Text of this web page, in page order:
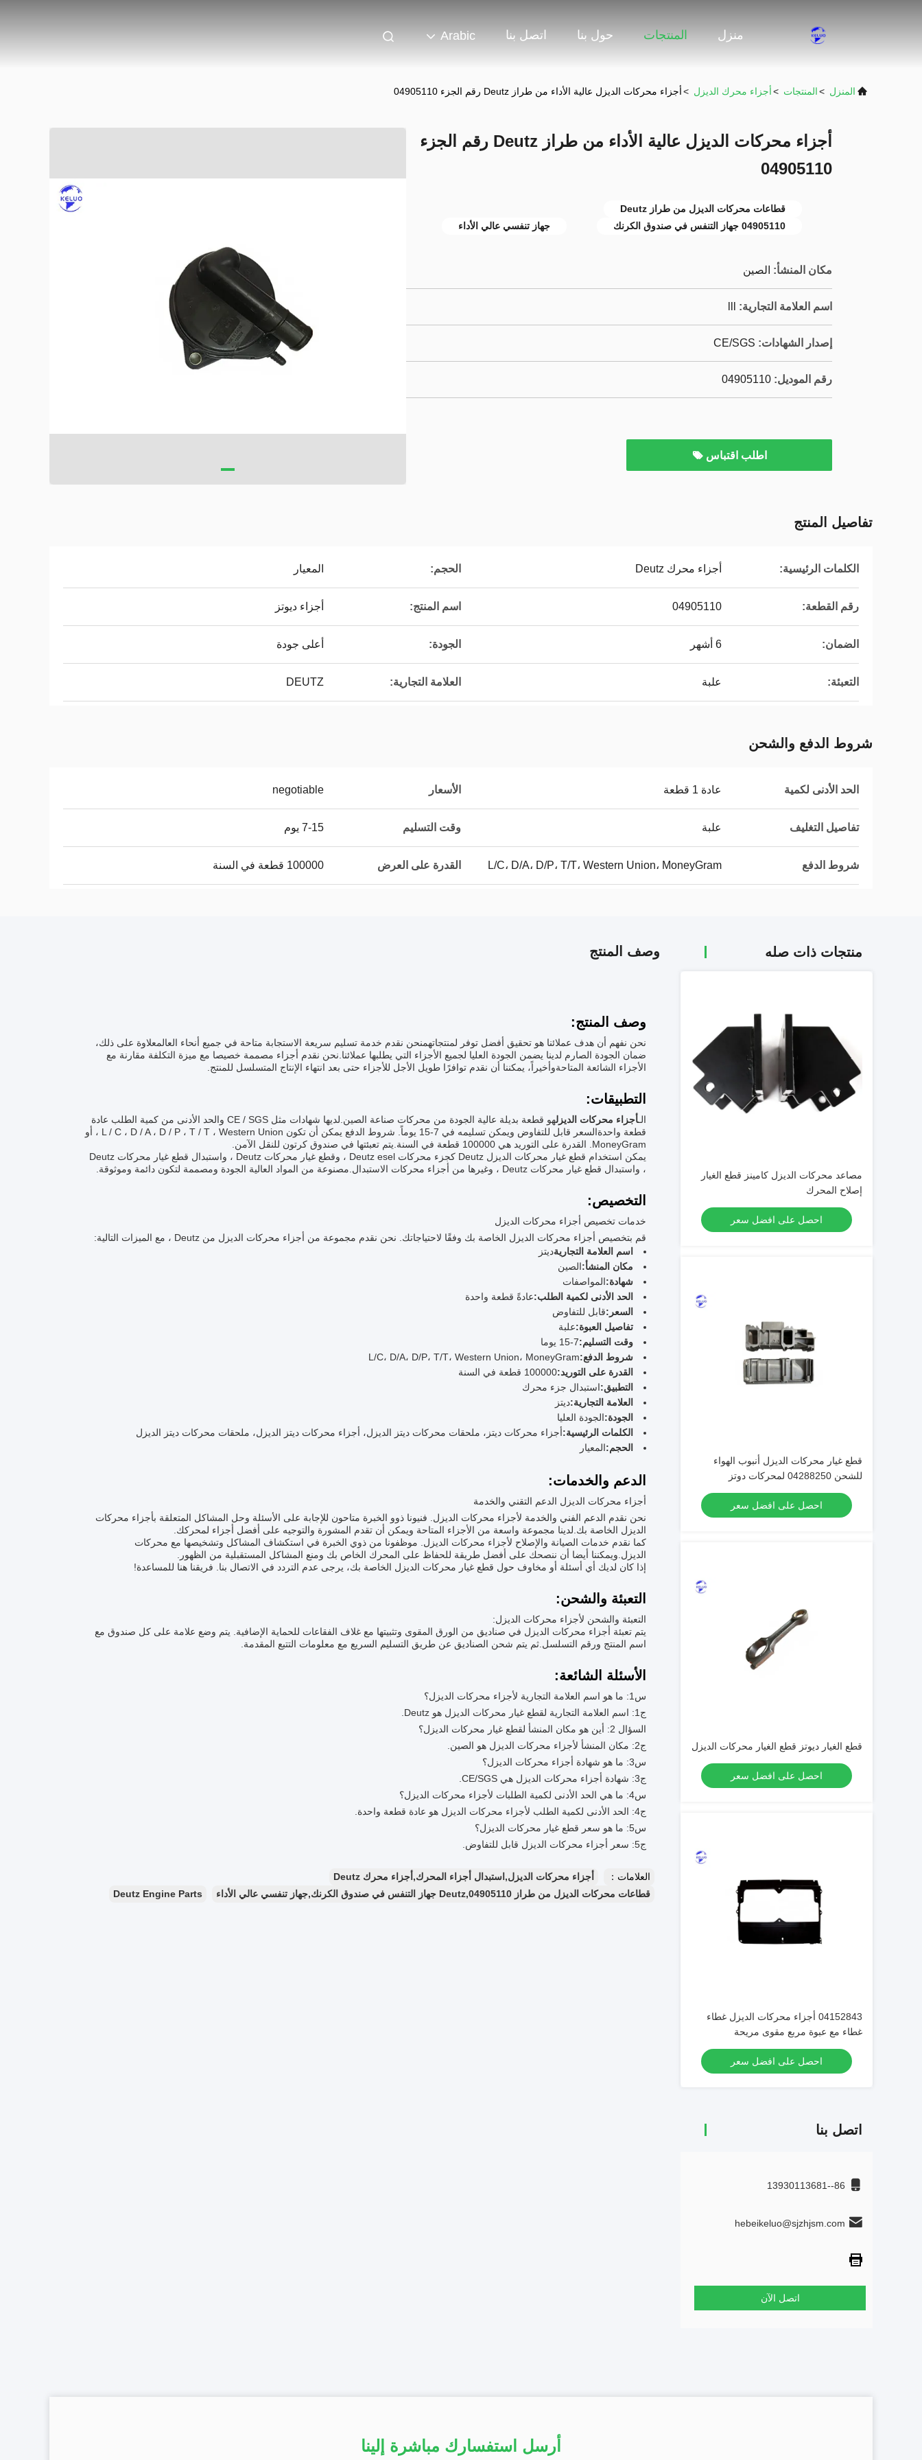
منزل المنتجات حول بنا اتصل بنا Arabic
المنزل >المنتجات >أجزاء محرك الديزل >أجزاء محركات الديزل عالية الأداء من طراز Deutz رقم الجزء 04905110
أجزاء محركات الديزل عالية الأداء من طراز Deutz رقم الجزء
04905110
قطاعات محركات الديزل من طراز Deutz
04905110 جهاز التنفس في صندوق الكرنك
جهاز تنفسي عالي الأداء
مكان المنشأ: الصين
اسم العلامة التجارية:
إصدار الشهادات: CE/SGS
رقم الموديل: 04905110
اطلب اقتباس
تفاصيل المنتج
الكلمات الرئيسية: أجزاء محرك Deutz الحجم: المعيار
رقم القطعة: 04905110 اسم المنتج: أجزاء ديوتز
الضمان: 6 أشهر الجودة: أعلى جودة
التعبئة: علبة العلامة التجارية: DEUTZ
شروط الدفع والشحن
الحد الأدنى لكمية عادة 1 قطعة الأسعار negotiable
تفاصيل التغليف علبة وقت التسليم 7-15 يوم
شروط الدفع L/C، D/A، D/P، T/T، Western Union، MoneyGram القدرة على العرض 100000 قطعة في السنة
منتجات ذات صله
مصاعد محركات الديزل كامينز قطع الغيار
إصلاح المحرك
احصل على افضل سعر
قطع غيار محركات الديزل أنبوب الهواء
للشحن 04288250 لمحركات دوتز
احصل على افضل سعر
قطع الغيار ديوتز قطع الغيار محركات الديزل
احصل على افضل سعر
04152843 أجزاء محركات الديزل غطاء
غطاء مع عبوة مربع مقوى مريحة
احصل على افضل سعر
اتصل بنا
86--13930113681
hebeikeluo@sjzhjsm.com
اتصل الآن
وصف المنتج
وصف المنتج:
نحن نفهم أن هدف عملائنا هو تحقيق أفضل توفر لمنتجاتهمنحن نقدم خدمة تسليم سريعة الاستجابة متاحة في جميع أنحاء العالمعلاوة على ذلك،
ضمان الجودة الصارم لدينا يضمن الجودة العليا لجميع الأجزاء التي يطلبها عملائنا.نحن نقدم أجزاء مصممة خصيصا مع ميزة التكلفة مقارنة مع
الأجزاء الشائعة المتاحةوأخيراً، يمكننا أن نقدم توافرًا طويل الأجل للأجزاء حتى بعد انتهاء الإنتاج المتسلسل للمنتج.
التطبيقات:
الـأجزاء محركات الديزل
هو قطعة بديلة عالية الجودة من محركات صناعة الصين.لديها شهادات مثل CE / SGS والحد الأدنى من كمية الطلب عادة
قطعة واحدةالسعر قابل للتفاوض ويمكن تسليمه في 7-15 يوماً. شروط الدفع يمكن أن تكون L / C ، D / A ، D / P ، T / T ، Western Union ، أو
MoneyGram. القدرة على التوريد هي 100000 قطعة في السنة.يتم تعبئتها في صندوق كرتون للنقل الآمن.
يمكن استخدام قطع غيار محركات الديزل Deutz كجزء محركات Deutz esel ، وقطع غيار محركات Deutz ، واستبدال قطع غيار محركات Deutz
، واستبدال قطع غيار محركات Deutz ، وغيرها من أجزاء محركات الاستبدال.مصنوعة من المواد العالية الجودة ومصممة لتكون دائمة وموثوقة.
التخصيص:
خدمات تخصيص أجزاء محركات الديزل
قم بتخصيص أجزاء محركات الديزل الخاصة بك وفقًا لاحتياجاتك. نحن نقدم مجموعة من أجزاء محركات الديزل من Deutz ، مع الميزات التالية:
اسم العلامة التجاريةديتز
مكان المنشأ:الصين
شهادة:المواصفات
الحد الأدنى لكمية الطلب:عادةً قطعة واحدة
السعر:قابل للتفاوض
تفاصيل العبوة:علبة
وقت التسليم:7-15 يوما
شروط الدفع:L/C، D/A، D/P، T/T، Western Union، MoneyGram
القدرة على التوريد:100000 قطعة في السنة
التطبيق:استبدال جزء محرك
العلامة التجارية:ديتز
الجودة:الجودة العليا
الكلمات الرئيسية:أجزاء محركات ديتز، ملحقات محركات ديتز الديزل، أجزاء محركات ديتز الديزل، ملحقات محركات ديتز الديزل
الحجم:المعيار
الدعم والخدمات:
أجزاء محركات الديزل الدعم التقني والخدمة
نحن نقدم الدعم الفني والخدمة لأجزاء محركات الديزل. فنيونا ذوو الخبرة متاحون للإجابة على الأسئلة وحل المشاكل المتعلقة بأجزاء محركات
الديزل الخاصة بك.لدينا مجموعة واسعة من الأجزاء المتاحة ويمكن أن تقدم المشورة والتوجيه على أفضل أجزاء لمحركك.
كما نقدم خدمات الصيانة والإصلاح لأجزاء محركات الديزل. موظفونا من ذوي الخبرة في استكشاف المشاكل وتشخيصها مع محركات
الديزل.ويمكننا أيضا أن ننصحك على أفضل طريقة للحفاظ على المحرك الخاص بك ومنع المشاكل المستقبلية من الظهور.
إذا كان لديك أي أسئلة أو مخاوف حول قطع غيار محركات الديزل الخاصة بك، يرجى عدم التردد في الاتصال بنا. فريقنا هنا للمساعدة!
التعبئة والشحن:
التعبئة والشحن لأجزاء محركات الديزل:
يتم تعبئة أجزاء محركات الديزل في صناديق من الورق المقوى وتثبيتها مع غلاف الفقاعات للحماية الإضافية. يتم وضع علامة على كل صندوق مع
اسم المنتج ورقم التسلسل.ثم يتم شحن الصناديق عن طريق التسليم السريع مع معلومات التتبع المقدمة.
الأسئلة الشائعة:
س1: ما هو اسم العلامة التجارية لأجزاء محركات الديزل؟
ج1: اسم العلامة التجارية لقطع غيار محركات الديزل هو Deutz.
السؤال 2: أين هو مكان المنشأ لقطع غيار محركات الديزل؟
ج2: مكان المنشأ لأجزاء محركات الديزل هو الصين.
س3: ما هو شهادة أجزاء محركات الديزل؟
ج3: شهادة أجزاء محركات الديزل هي CE/SGS.
س4: ما هي الحد الأدنى لكمية الطلبات لأجزاء محركات الديزل؟
ج4: الحد الأدنى لكمية الطلب لأجزاء محركات الديزل هو عادة قطعة واحدة.
س5: ما هو سعر قطع غيار محركات الديزل؟
ج5: سعر أجزاء محركات الديزل قابل للتفاوض.
العلامات：
أجزاء محركات الديزل,استبدال أجزاء المحرك,أجزاء محرك Deutz
قطاعات محركات الديزل من طراز Deutz,04905110 جهاز التنفس في صندوق الكرنك,جهاز تنفسي عالي الأداء
Deutz Engine Parts
أرسل استفسارك مباشرة إلينا